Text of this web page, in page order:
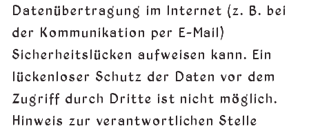
Datenübertragung im Internet (z. B. bei
der Kommunikation per E-Mail)
Sicherheitslücken aufweisen kann. Ein
lückenloser Schutz der Daten vor dem
Zugriff durch Dritte ist nicht möglich.
Hinweis zur verantwortlichen Stelle